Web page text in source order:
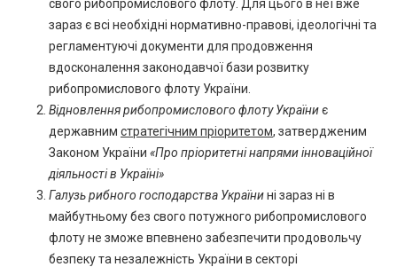
свого рибопромислового флоту. Для цього в неї вже
зараз є всі необхідні нормативно-правові, ідеологічні та
регламентуючі документи для продовження
вдосконалення законодавчої бази розвитку
рибопромислового флоту України.
Відновлення рибопромислового флоту Україниє
державним стратегічним пріоритетом, затвердженим
Законом України «Про пріоритетні напрями інноваційної
діяльності в Україні»
Галузь рибного господарства Українині зараз ні в
майбутньому без свого потужного рибопромислового
флоту не зможе впевнено забезпечити продовольчу
безпеку та незалежність України в секторі